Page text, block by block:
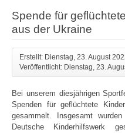
Spende für
aus der Ukraine
Erstellt: Dienstag, 23. August
Veröffentlicht: Dienstag, 23.
Bei unserem diesjährigen
Spenden für geflüchtete
gesammelt. Insgesamt
Deutsche Kinderhilfswerk